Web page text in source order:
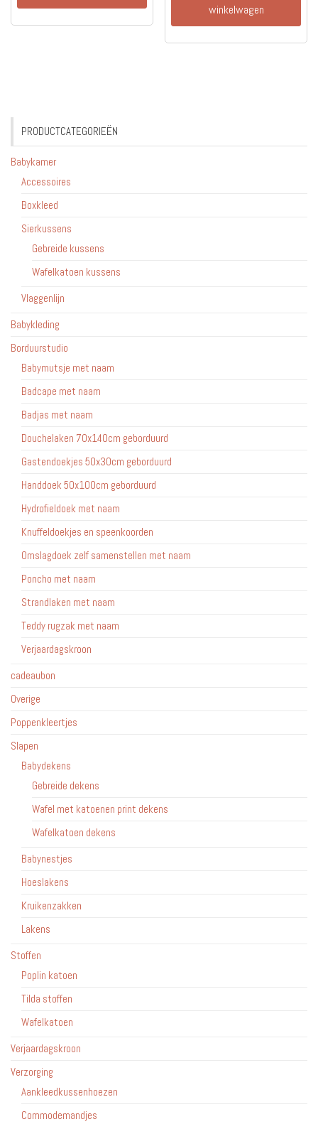
winkelwagen
PRODUCTCATEGORIEËN
Babykamer
Accessoires
Boxkleed
Sierkussens
Gebreide kussens
Wafelkatoen kussens
Vlaggenlijn
Babykleding
Borduurstudio
Babymutsje met naam
Badcape met naam
Badjas met naam
Douchelaken 70x140cm geborduurd
Gastendoekjes 50x30cm geborduurd
Handdoek 50x100cm geborduurd
Hydrofieldoek met naam
Knuffeldoekjes en speenkoorden
Omslagdoek zelf samenstellen met naam
Poncho met naam
Strandlaken met naam
Teddy rugzak met naam
Verjaardagskroon
cadeaubon
Overige
Poppenkleertjes
Slapen
Babydekens
Gebreide dekens
Wafel met katoenen print dekens
Wafelkatoen dekens
Babynestjes
Hoeslakens
Kruikenzakken
Lakens
Stoffen
Poplin katoen
Tilda stoffen
Wafelkatoen
Verjaardagskroon
Verzorging
Aankleedkussenhoezen
Commodemandjes